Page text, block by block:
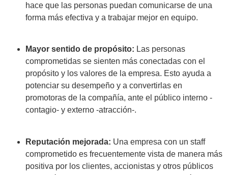
hace que las personas puedan comunicarse de una
forma más efectiva y a trabajar mejor en equipo.
Mayor sentido de propósito: Las personas
comprometidas se sienten más conectadas con el
propósito y los valores de la empresa. Esto ayuda a
potenciar su desempeño y a convertirlas en
promotoras de la compañía, ante el público interno -
contagio- y externo -atracción-.
Reputación mejorada: Una empresa con un staff
comprometido es frecuentemente vista de manera más
positiva por los clientes, accionistas y otros públicos